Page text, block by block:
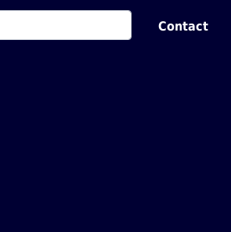
Contact